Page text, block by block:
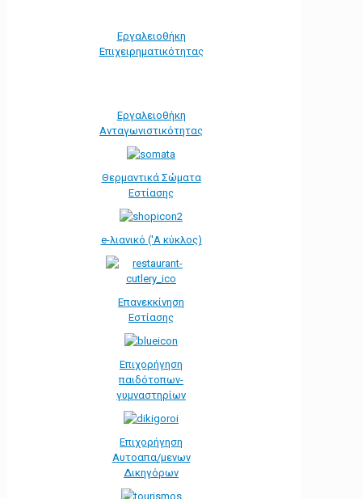
Εργαλειοθήκη
Eπιχειρηματικότητας
Εργαλειοθήκη
Ανταγωνιστικότητας
Θερμαντικά Σώματα
Εστίασης
e-λιανικό ('Α κύκλος)
Επανεκκίνηση
Εστίασης
Επιχορήγηση
παιδότοπων-
γυμναστηρίων
Επιχορήγηση
Αυτοαπα/μενων
Δικηγόρων